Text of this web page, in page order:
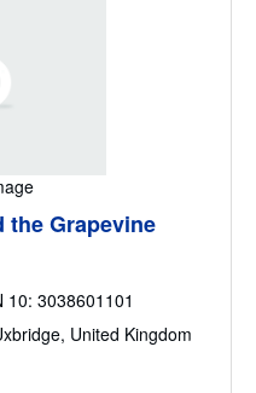
the Grapevine
10: 3038601101
United Kingdom